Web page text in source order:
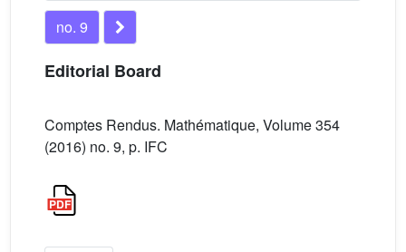
no. 9
Editorial Board
Comptes Rendus. Mathématique, Volume 354
(2016) no. 9, p. IFC